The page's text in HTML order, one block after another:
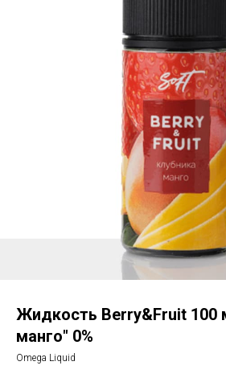
Жидкость Berry&Fruit 100
манго" 0%
Omega Liquid